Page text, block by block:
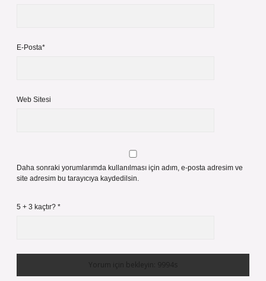
E-Posta*
Web Sitesi
Daha sonraki yorumlarımda kullanılması için adım, e-posta adresim ve
site adresim bu tarayıcıya kaydedilsin.
5 + 3 kaçtır? *